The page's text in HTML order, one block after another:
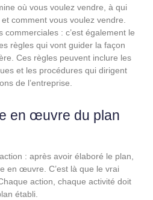
où vous voulez vendre, à qui
comment vous voulez vendre.
commerciales : c’est également le
règles qui vont guider la façon
Ces règles peuvent inclure les
et les procédures qui dirigent
de l’entreprise.
en œuvre du plan
: après avoir élaboré le plan,
en œuvre. C’est là que le vrai
action, chaque activité doit
établi.